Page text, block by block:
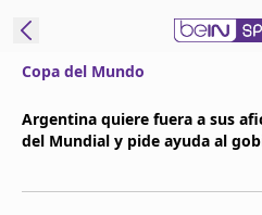
Copa del Mundo
Argentina quiere fuera a sus
del Mundial y pide ayuda al